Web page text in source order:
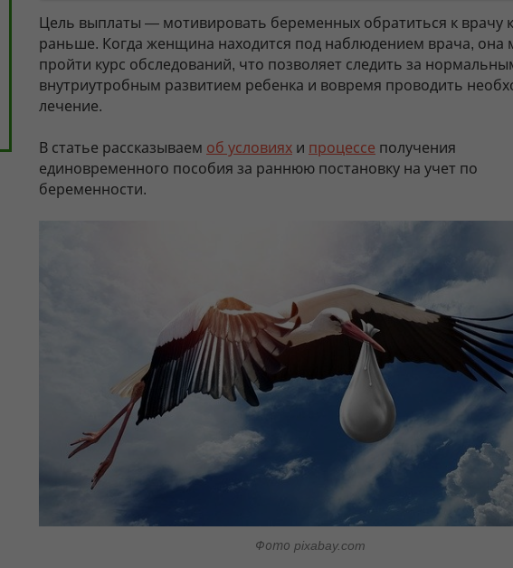
Цель выплаты — мотивировать беременных обратиться к врачу
раньше. Когда женщина находится под наблюдением врача, она
пройти курс обследований, что позволяет следить за
внутриутробным развитием ребенка и вовремя проводить
лечение.
В статье рассказываем об условиях и процессе получения
единовременного пособия за раннюю постановку на учет по
беременности.
Фото pixabay.com